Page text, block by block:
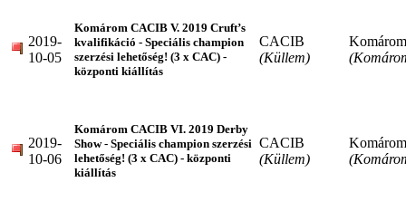
2019-
10-05
Komárom CACIB V. 2019 Cruft’s
kvalifikáció - Speciális champion
szerzési lehetőség! (3 x CAC) -
központi kiállítás
CACIB
(Küllem)
Komárom
2019-
10-06
Komárom CACIB VI. 2019 Derby
Show - Speciális champion szerzési
lehetőség! (3 x CAC) - központi
kiállítás
CACIB
(Küllem)
Komárom